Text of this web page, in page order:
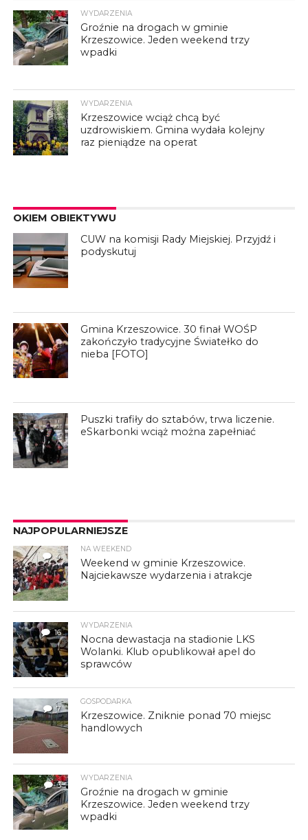
WYDARZENIA
Groźnie na drogach w gminie
Krzeszowice. Jeden weekend trzy
wpadki
WYDARZENIA
Krzeszowice wciąż chcą być
uzdrowiskiem. Gmina wydała kolejny
raz pieniądze na operat
OKIEM OBIEKTYWU
CUW na komisji Rady Miejskiej. Przyjdź i
podyskutuj
Gmina Krzeszowice. 30 finał WOŚP
zakończyło tradycyjne Światełko do
nieba [FOTO]
Puszki trafiły do sztabów, trwa liczenie.
eSkarbonki wciąż można zapełniać
NAJPOPULARNIEJSZE
4
NA WEEKEND
Weekend w gminie Krzeszowice.
Najciekawsze wydarzenia i atrakcje
16
WYDARZENIA
Nocna dewastacja na stadionie LKS
Wolanki. Klub opublikował apel do
sprawców
7
GOSPODARKA
Krzeszowice. Zniknie ponad 70 miejsc
handlowych
3
WYDARZENIA
Groźnie na drogach w gminie
Krzeszowice. Jeden weekend trzy
wpadki